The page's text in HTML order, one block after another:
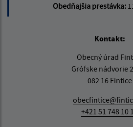
Obedňajšia prestávka:
Kontakt:
Obecný úrad
Grófske nádvorie
082 16 Fintice
+421 51 748 10